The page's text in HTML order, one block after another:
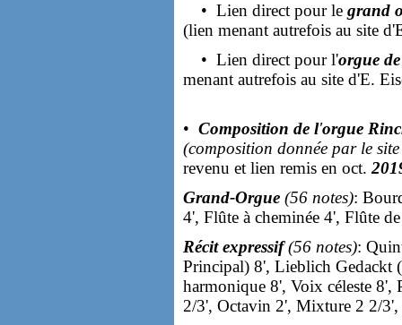
• Lien direct pour le grand
(lien menant autrefois au site
• Lien direct pour l'orgue
menant autrefois au site d'E.
• Composition de l'orgue
(composition donnée par le
revenu et lien remis en oct.
Grand-Orgue (56 notes):
4', Flûte à cheminée 4', Flûte
Récit expressif(56 notes):
Principal) 8', Lieblich Gedackt
harmonique 8', Voix céleste 8',
2/3', Octavin 2', Mixture 2 2/